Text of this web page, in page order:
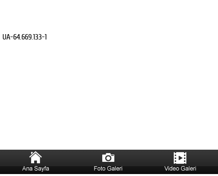
UA-64.669.133-1